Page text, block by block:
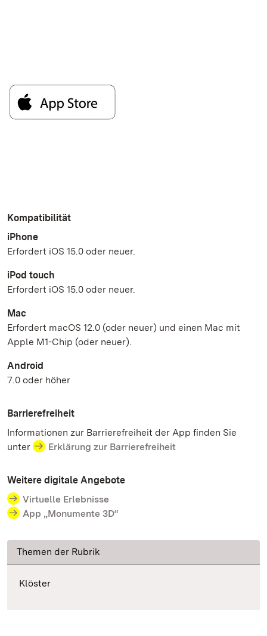
Kompatibilität
iPhone
Erfordert iOS 15.0 oder neuer.
iPod touch
Erfordert iOS 15.0 oder neuer.
Mac
Erfordert macOS 12.0 (oder neuer) und einen Mac mit
Apple M1-Chip (oder neuer).
Android
7.0 oder höher
Barrierefreiheit
Informationen zur Barrierefreiheit der App finden Sie
unter
Erklärung zur Barrierefreiheit
Weitere digitale Angebote
Virtuelle Erlebnisse
App „Monumente 3D“
Themen der Rubrik
Klöster